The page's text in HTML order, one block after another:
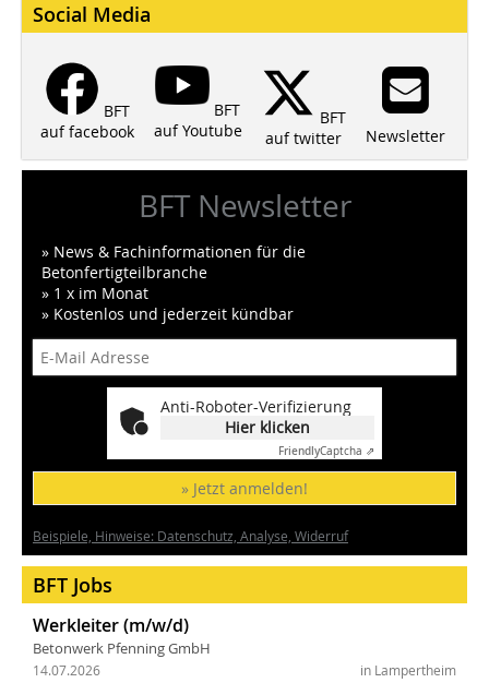
Social Media
BFT
auf facebook
BFT
auf Youtube
BFT
auf twitter
Newsletter
BFT Newsletter
» News & Fachinformationen für die
Betonfertigteilbranche
» 1 x im Monat
» Kostenlos und jederzeit kündbar
Anti-Roboter-Verifizierung
Hier klicken
FriendlyCaptcha ⇗
» Jetzt anmelden!
Beispiele, Hinweise: Datenschutz, Analyse, Widerruf
BFT Jobs
Werkleiter (m/w/d)
Betonwerk Pfenning GmbH
in Lampertheim
14.07.2026